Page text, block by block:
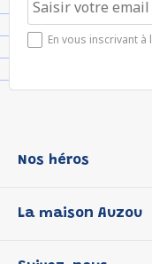
En vous inscrivant
Nos héros
P'tit Loup
La maison Auzou